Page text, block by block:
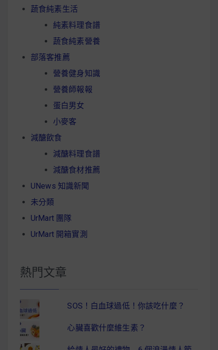
蔬食純素生活
純素料理食譜
蔬食純素營養
部落客推薦
營養健身知識
營養師報報
蛋白男女
小麥客
減醣飲食
減醣料理食譜
減醣食材推薦
UNews 知識新聞
未分類
UrMart 團隊
UrMart 開箱實測
熱門文章
SOS！白血球過低！你該吃什麼？
心臟喜歡什麼維生素？